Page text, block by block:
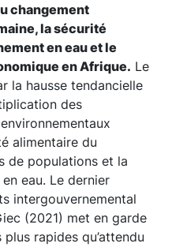
changement
la sécurité
en eau et le
en Afrique. Le
la hausse tendancielle
des
alimentaire du
de populations et la
eau. Le dernier
intergouvernemental
(2021) met en garde
rapides qu’attendu